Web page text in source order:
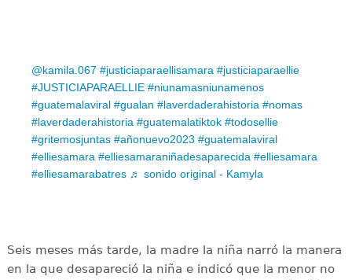
@kamila.067 #justiciaparaellisamara #justiciaparaellie
#JUSTICIAPARAELLIE #niunamasniunamenos
#guatemalaviral #gualan #laverdaderahistoria #nomas
#laverdaderahistoria #guatemalatiktok #todosellie
#gritemosjuntas #añonuevo2023 #guatemalaviral
#elliesamara #elliesamaraniñadesaparecida #elliesamara
#elliesamarabatres ♬ sonido original - Kamyla
Seis meses más tarde, la madre la niña narró la manera
en la que desapareció la niña e indicó que la menor no